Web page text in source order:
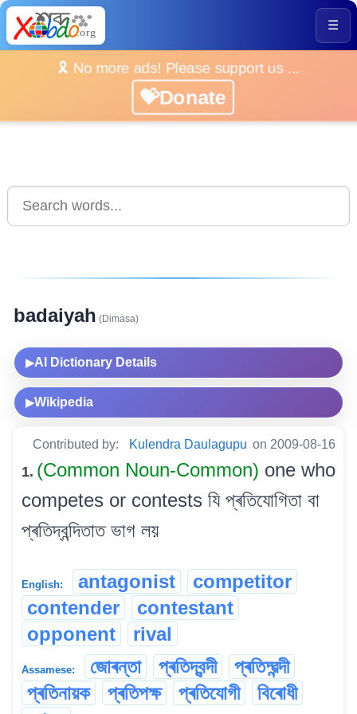
☰
🎗️ No more ads! Please support us ...
💝Donate
badaiyah (Dimasa)
▶AI Dictionary Details
▶Wikipedia
Contributed by: Kulendra Daulagupu on 2009-08-16
1. (Common Noun-Common) one who
competes or contests যি প্ৰতিযোগিতা বা
প্ৰতিদ্বন্দিতাত ভাগ লয়
English: antagonist
competitor
contender
contestant
opponent
rival
Assamese: জোৰন্তা প্ৰতিদ্বন্দী
প্ৰতিদ্ৱন্দী
প্ৰতিনায়ক
প্ৰতিপক্ষ প্ৰতিযোগী
বিৰোধী